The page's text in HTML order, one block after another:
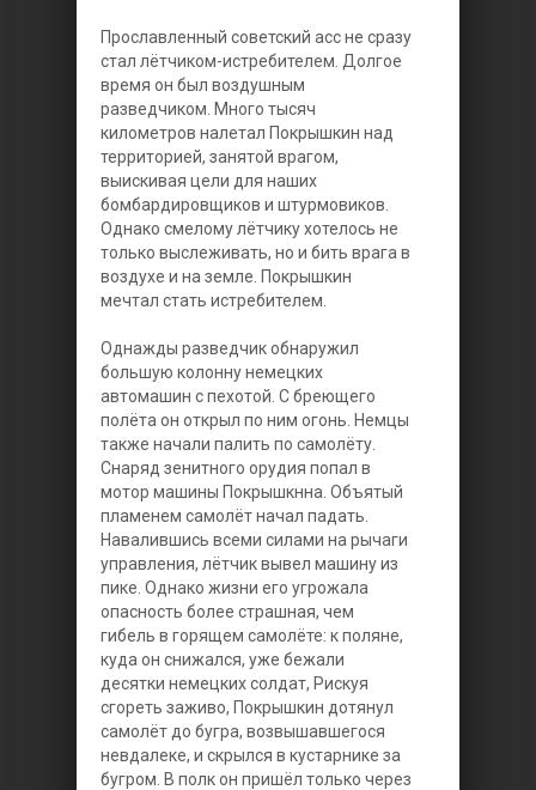
Прославленный советский асс не сразу
стал лётчиком-истребителем. Долгое
время он был воздушным
разведчиком. Много тысяч
километров налетал Покрышкин над
территорией, занятой врагом,
выискивая цели для наших
бомбардировщиков и штурмовиков.
Однако смелому лётчику хотелось не
только выслеживать, но и бить врага в
воздухе и на земле. Покрышкин
мечтал стать истребителем.
Однажды разведчик обнаружил
большую колонну немецких
автомашин с пехотой. С бреющего
полёта он открыл по ним огонь. Немцы
также начали палить по самолёту.
Снаряд зенитного орудия попал в
мотор машины Покрышкнна. Объятый
пламенем самолёт начал падать.
Навалившись всеми силами на рычаги
управления, лётчик вывел машину из
пике. Однако жизни его угрожала
опасность более страшная, чем
гибель в горящем самолёте: к поляне,
куда он снижался, уже бежали
десятки немецких солдат, Рискуя
сгореть заживо, Покрышкин дотянул
самолёт до бугра, возвышавшегося
невдалеке, и скрылся в кустарнике за
бугром. В полк он пришёл только через